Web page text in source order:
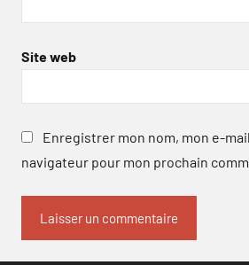
Site web
Enregistrer mon nom, mon e-
navigateur pour mon prochain